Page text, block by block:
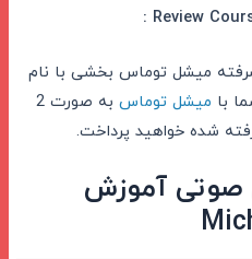
میشل توماس بخشی با نام
میشل توماس
به صورت 2
شده خواهید پرداخت.
صوتی آموزش